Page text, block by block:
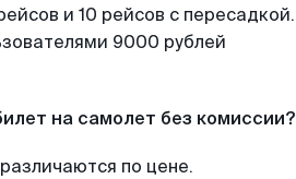
и 10 рейсов с
9000 рублей
на самолет без комиссии?
по цене.